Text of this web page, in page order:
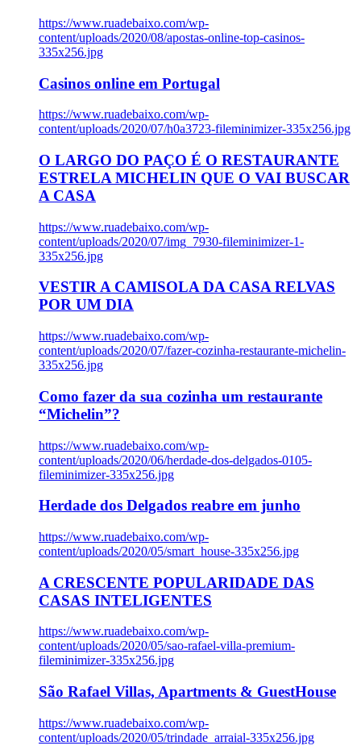
https://www.ruadebaixo.com/wp-
content/uploads/2020/08/apostas-online-top-casinos-
335x256.jpg
Casinos online em Portugal
https://www.ruadebaixo.com/wp-
content/uploads/2020/07/h0a3723-fileminimizer-335x256.jpg
O LARGO DO PAÇO É O RESTAURANTE
ESTRELA MICHELIN QUE O VAI BUSCAR
A CASA
https://www.ruadebaixo.com/wp-
content/uploads/2020/07/img_7930-fileminimizer-1-
335x256.jpg
VESTIR A CAMISOLA DA CASA RELVAS
POR UM DIA
https://www.ruadebaixo.com/wp-
content/uploads/2020/07/fazer-cozinha-restaurante-michelin-
335x256.jpg
Como fazer da sua cozinha um restaurante
“Michelin”?
https://www.ruadebaixo.com/wp-
content/uploads/2020/06/herdade-dos-delgados-0105-
fileminimizer-335x256.jpg
Herdade dos Delgados reabre em junho
https://www.ruadebaixo.com/wp-
content/uploads/2020/05/smart_house-335x256.jpg
A CRESCENTE POPULARIDADE DAS
CASAS INTELIGENTES
https://www.ruadebaixo.com/wp-
content/uploads/2020/05/sao-rafael-villa-premium-
fileminimizer-335x256.jpg
São Rafael Villas, Apartments & GuestHouse
https://www.ruadebaixo.com/wp-
content/uploads/2020/05/trindade_arraial-335x256.jpg